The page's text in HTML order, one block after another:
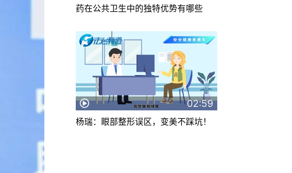
药在公共卫生中的独特优势有哪些
02:59
杨瑞：眼部整形误区，变美不踩坑！